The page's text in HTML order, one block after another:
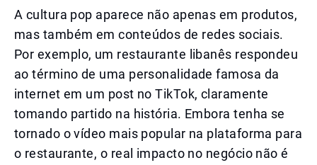
A cultura pop aparece não apenas em produtos,
mas também em conteúdos de redes sociais.
Por exemplo, um restaurante libanês respondeu
ao término de uma personalidade famosa da
internet em um post no TikTok, claramente
tomando partido na história. Embora tenha se
tornado o vídeo mais popular na plataforma para
o restaurante, o real impacto no negócio não é